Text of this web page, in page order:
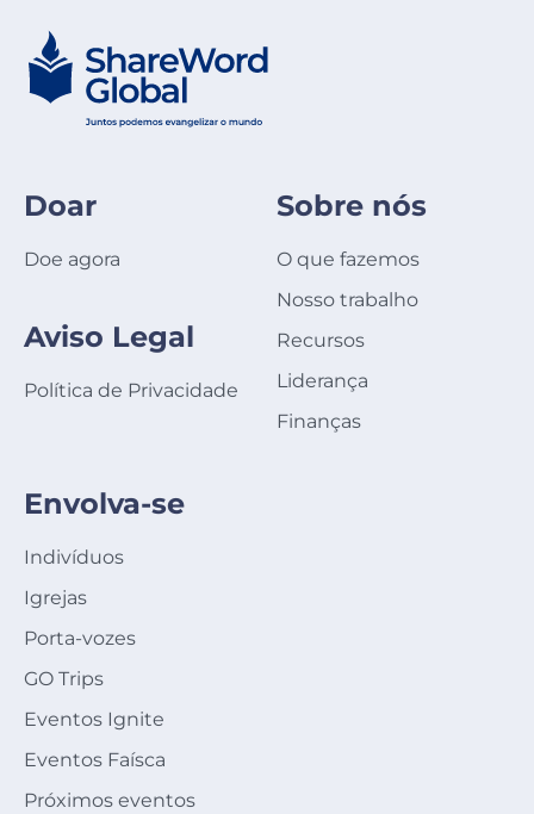
Doar
Doe agora
Aviso Legal
Política de Privacidade
Sobre nós
O que fazemos
Nosso trabalho
Recursos
Liderança
Finanças
Envolva-se
Indivíduos
Igrejas
Porta-vozes
GO Trips
Eventos Ignite
Eventos Faísca
Próximos eventos